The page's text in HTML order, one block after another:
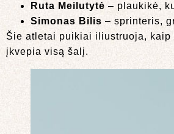
Ruta Meilutytė – plaukikė,
Simonas Bilis – sprinteris,
Šie atletai puikiai iliustruoja, kaip
įkvepia visą šalį.